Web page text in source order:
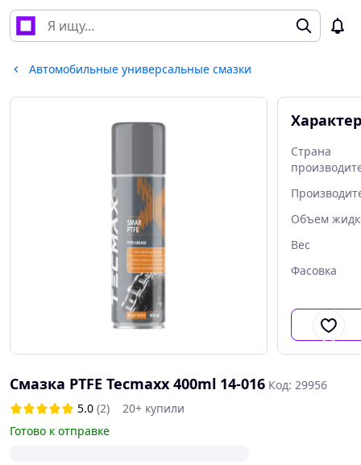
Автомобильные универсальные смазки
Страна
Объем
Вес
Фасовка
Смазка PTFE Tecmaxx 400ml 14-016 Код: 29956
5.0 (2)
20+ купили
Готово к отправке